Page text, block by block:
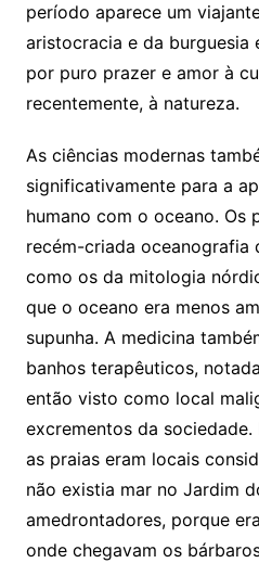
período aparece um
aristocracia e da burguesia
por puro prazer e amor à
recentemente, à natureza.
As ciências modernas
significativamente para a
humano com o oceano. Os
recém-criada oceanografia
como os da mitologia
que o oceano era menos
supunha. A medicina
banhos terapêuticos,
então visto como local
excrementos da
as praias eram locais
não existia mar no Jardim
amedrontadores, porque
onde chegavam os